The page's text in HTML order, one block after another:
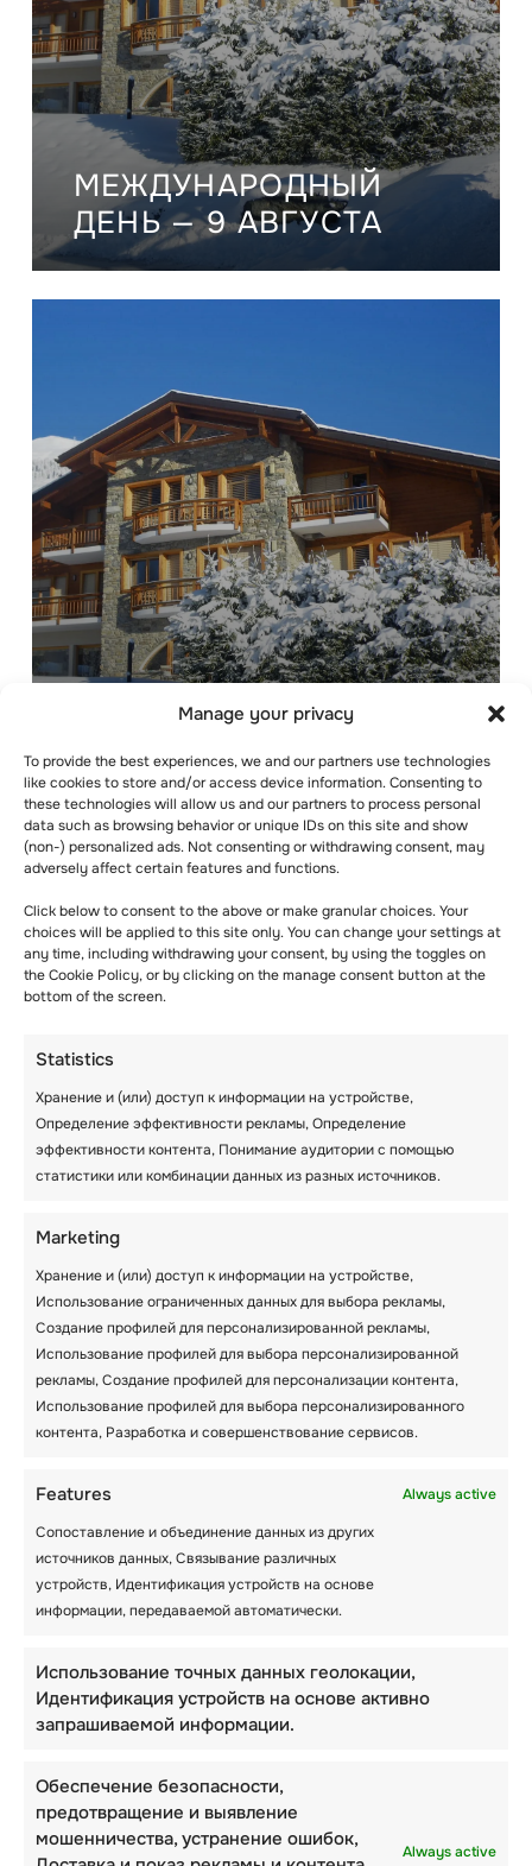
Manage your privacy
To provide the best experiences, we and our partners use technologies
like cookies to store and/or access device information. Consenting to
these technologies will allow us and our partners to process personal
data such as browsing behavior or unique IDs on this site and show
(non-) personalized ads. Not consenting or withdrawing consent, may
adversely affect certain features and functions.
Click below to consent to the above or make granular choices. Your
choices will be applied to this site only. You can change your settings at
any time, including withdrawing your consent, by using the toggles on
the Cookie Policy, or by clicking on the manage consent button at the
bottom of the screen.
Statistics
Хранение и (или) доступ к информации на устройстве,
Определение эффективности рекламы, Определение
эффективности контента, Понимание аудитории с помощью
статистики или комбинации данных из разных источников.
Marketing
Хранение и (или) доступ к информации на устройстве,
Использование ограниченных данных для выбора рекламы,
Создание профилей для персонализированной рекламы,
Использование профилей для выбора персонализированной
рекламы, Создание профилей для персонализации контента,
Использование профилей для выбора персонализированного
контента, Разработка и совершенствование сервисов.
Features
Always active
Сопоставление и объединение данных из других
источников данных, Связывание различных
устройств, Идентификация устройств на основе
информации, передаваемой автоматически.
Использование точных данных геолокации,
Идентификация устройств на основе активно
запрашиваемой информации.
Обеспечение безопасности,
предотвращение и выявление
мошенничества, устранение ошибок,
Always active
МЕЖДУНАРОДНЫЙ
ДЕНЬ — 9 АВГУСТА
ПЯТНИЦА — 8
АВГУСТА
ЧЕТВЕРГ — 7
АВГУСТА
Навигация
по
записям
Назад 1 2 3 4
Далее